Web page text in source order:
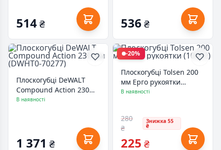
514₴ 536 ₴
Плоскогубці DeWALT
Compound Action 230
мм (DWHT0-70277)
В наявності
1 371 ₴
-20%
Плоскогубці Tolsen 200
мм Ерго рукоятки
(10002)
В наявності
280
₴
Знижка 55
₴
225 ₴